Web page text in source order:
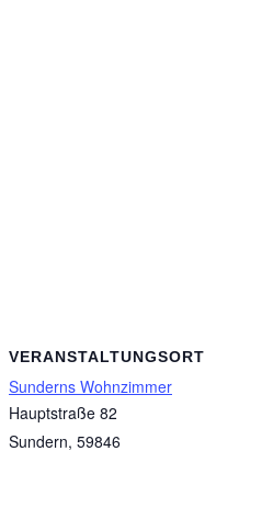
VERANSTALTUNGSORT
Sunderns Wohnzimmer
Hauptstraße 82
Sundern, 59846